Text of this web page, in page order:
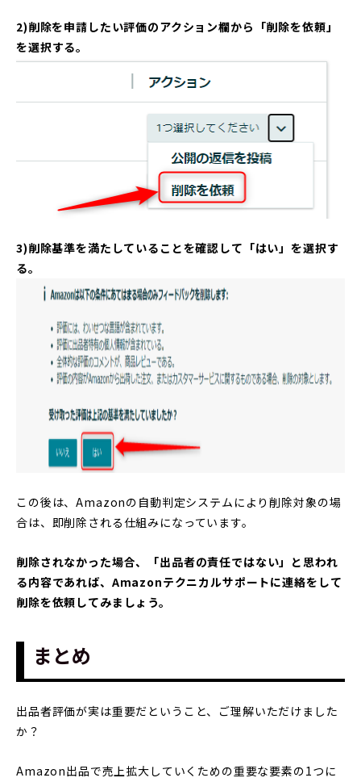
2)削除を申請したい評価のアクション欄から「削除を依頼」
を選択する。
3)削除基準を満たしていることを確認して「はい」を選択す
る。
この後は、Amazonの自動判定システムにより削除対象の場
合は、即削除される仕組みになっています。
削除されなかった場合、「出品者の責任ではない」と思われ
る内容であれば、Amazonテクニカルサポートに連絡をして
削除を依頼してみましょう。
まとめ
出品者評価が実は重要だということ、ご理解いただけました
か？
Amazon出品で売上拡大していくための重要な要素の1つに